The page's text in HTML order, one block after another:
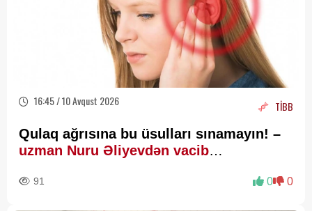
16:45 / 10 Avqust 2026 TİBB
Qulaq ağrısına bu üsulları sınamayın! –
uzman Nuru Əliyevdən vacib
91 0 0